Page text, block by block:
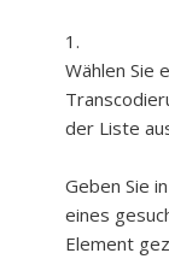
Wählen Sie
der Liste
Geben Sie
eines
Element